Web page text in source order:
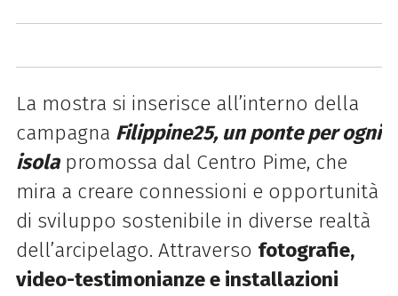
La mostra si inserisce all’interno della
campagna Filippine25, un ponte per ogni
isolapromossa dal Centro Pime, che
mira a creare connessioni e opportunità
di sviluppo sostenibile in diverse realtà
dell’arcipelago. Attraverso fotografie,
video-testimonianze e installazioni